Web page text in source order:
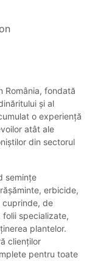
România, fondată
și al
o experiență
atât ale
din sectorul
semințe
erbicide,
cuprinde, de
specializate,
plantelor.
clienților
pentru toate